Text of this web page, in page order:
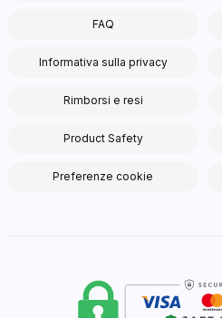
FAQ
Informativa sulla privacy
Rimborsi e resi
Product Safety
Preferenze cookie